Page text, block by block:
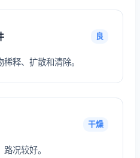
良
释、扩散和清除。
干燥
况较好。